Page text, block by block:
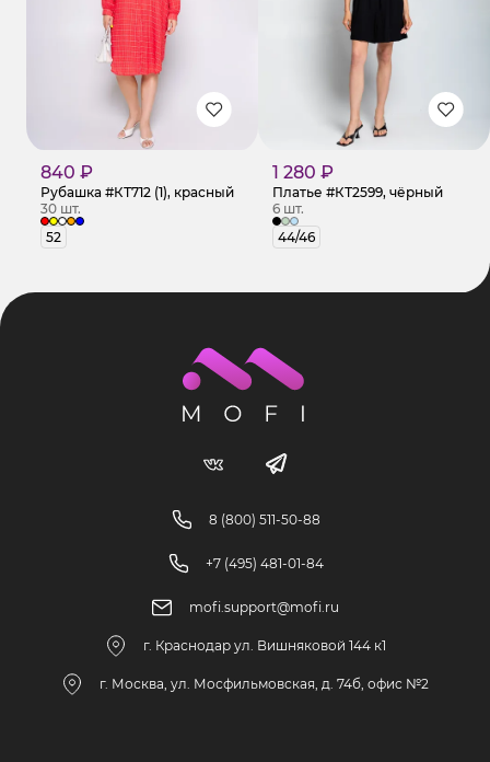
840 ₽
Рубашка #КТ712 (1), красный
30 шт.
52
1 280 ₽
Платье #КТ2599, чёрный
6 шт.
44/46
8 (800) 511-50-88
+7 (495) 481-01-84
mofi.support@mofi.ru
г. Краснодар ул. Вишняковой 144 к1
г. Москва, ул. Мосфильмовская, д. 74б, офис №2